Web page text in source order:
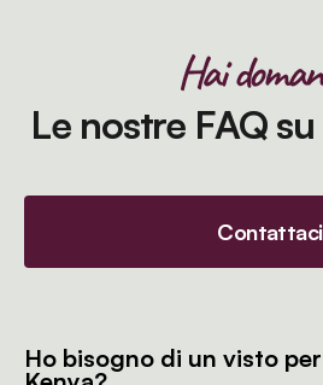
Hai
Le nostre FAQ
Contattaci
Ho bisogno di un visto